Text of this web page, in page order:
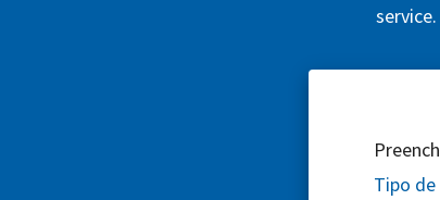
service.
Tipo